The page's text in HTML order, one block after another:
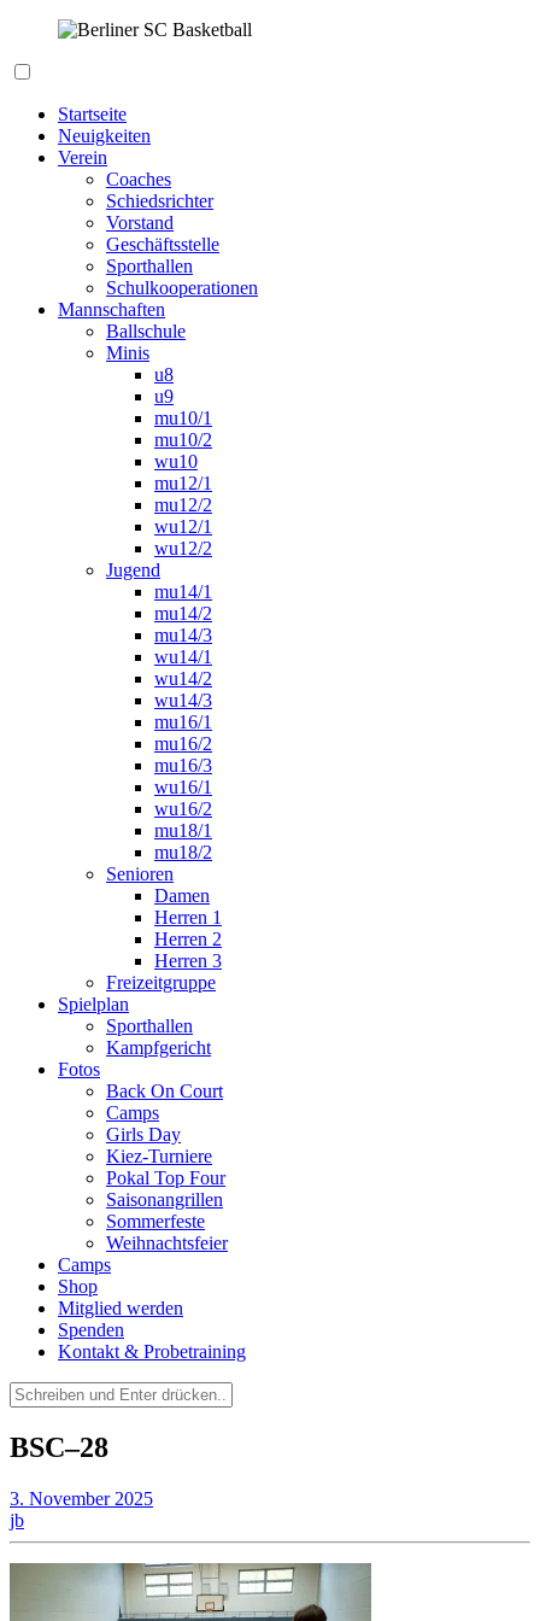
springen
Startseite
Neuigkeiten
Verein
Coaches
Schiedsrichter
Vorstand
Geschäftsstelle
Sporthallen
Schulkooperationen
Mannschaften
Ballschule
Minis
u8
u9
mu10/1
mu10/2
wu10
mu12/1
mu12/2
wu12/1
wu12/2
Jugend
mu14/1
mu14/2
mu14/3
wu14/1
wu14/2
wu14/3
mu16/1
mu16/2
mu16/3
wu16/1
wu16/2
mu18/1
mu18/2
Senioren
Damen
Herren 1
Herren 2
Herren 3
Freizeitgruppe
Spielplan
Sporthallen
Kampfgericht
Fotos
Back On Court
Camps
Girls Day
Kiez-Turniere
Pokal Top Four
Saisonangrillen
Sommerfeste
Weihnachtsfeier
Camps
Shop
Mitglied werden
Spenden
Kontakt & Probetraining
Suchen
nach:
BSC–28
3. November 2025
jb